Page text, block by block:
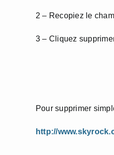
2 – Recopiez le
3 – Cliquez
Pour supprimer
http://